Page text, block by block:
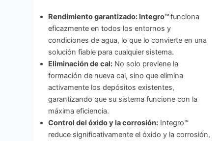
Rendimiento garantizado: Integro™funciona
eficazmente en todos los entornos y
condiciones de agua, lo que lo convierte en una
solución fiable para cualquier sistema.
Eliminación de cal:No solo previene la
formación de nueva cal, sino que elimina
activamente los depósitos existentes,
garantizando que su sistema funcione con la
máxima eficiencia.
Control del óxido y la corrosión:Integro™
reduce significativamente el óxido y la corrosión,